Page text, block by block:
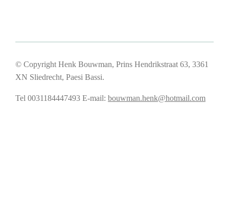
© Copyright Henk Bouwman, Prins Hendrikstraat 63, 3361
XN Sliedrecht, Paesi Bassi.
Tel 0031184447493 E-mail: bouwman.henk@hotmail.com